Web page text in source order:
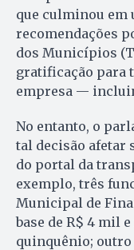
que culminou em
recomendações
dos Municípios
gratificação para
empresa —
No entanto, o
tal decisão afetar
do portal da
exemplo, três
Municipal de
base de R$ 4 mil
quinquênio; outro